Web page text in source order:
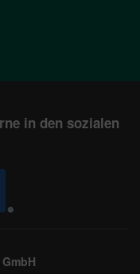
in den sozialen